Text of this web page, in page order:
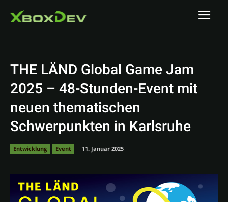
THE LÄND Global Game Jam
2025 – 48-Stunden-Event mit
neuen thematischen
Schwerpunkten in Karlsruhe
Entwicklung Event 11. Januar 2025